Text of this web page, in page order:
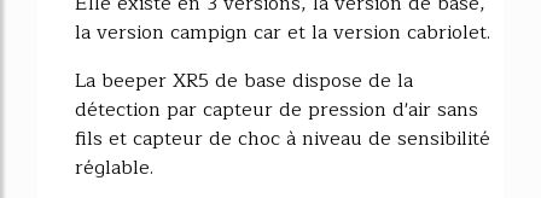
la version campign car et la version cabriolet.
La beeper XR5 de base dispose de la
détection par capteur de pression d'air sans
fils et capteur de choc à niveau de sensibilité
réglable.